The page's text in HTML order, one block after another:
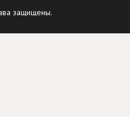
защищены.